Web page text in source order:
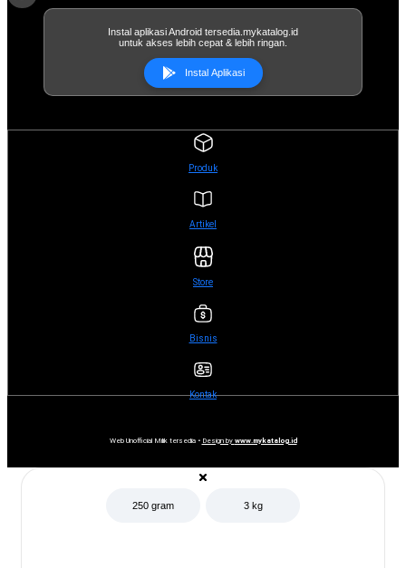
Instal aplikasi Android tersedia.mykatalog.id
untuk akses lebih cepat & lebih ringan.
Instal Aplikasi
Produk
Artikel
Store
Bisnis
Kontak
Web Unofficial Milik tersedia • Design by www.mykatalog.id
250 gram 3 kg